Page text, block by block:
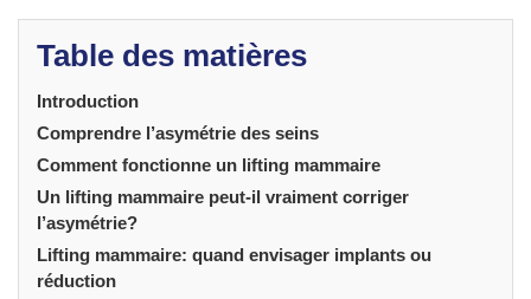
Table des matières
Introduction
Comprendre l’asymétrie des seins
Comment fonctionne un lifting mammaire
Un lifting mammaire peut-il vraiment corriger
l’asymétrie?
Lifting mammaire: quand envisager implants ou
réduction